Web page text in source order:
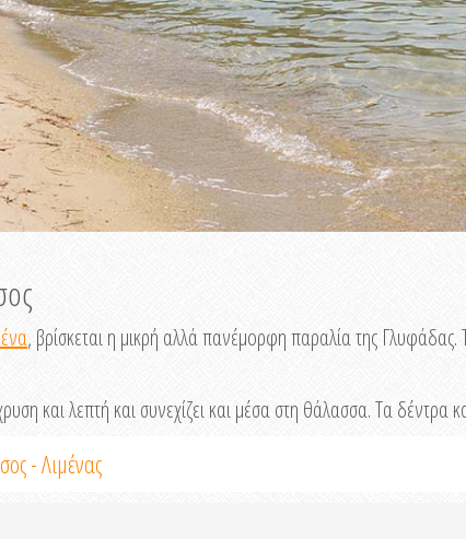
, βρίσκεται η μικρή αλλά πανέμορφη παραλία της
και λεπτή και συνεχίζει και μέσα στη θάλασσα. Τα
- Λιμένας